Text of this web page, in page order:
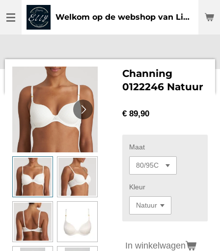
direct
Welkom op de webshop van Lingerie Elly
Channing
0122246 Natuur
€ 89,90
Maat
Kleur
In winkelwagen